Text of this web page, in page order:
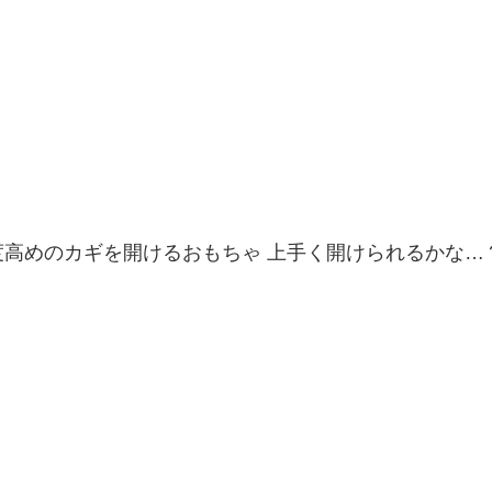
めのカギを開けるおもちゃ 上手く開けられるかな…